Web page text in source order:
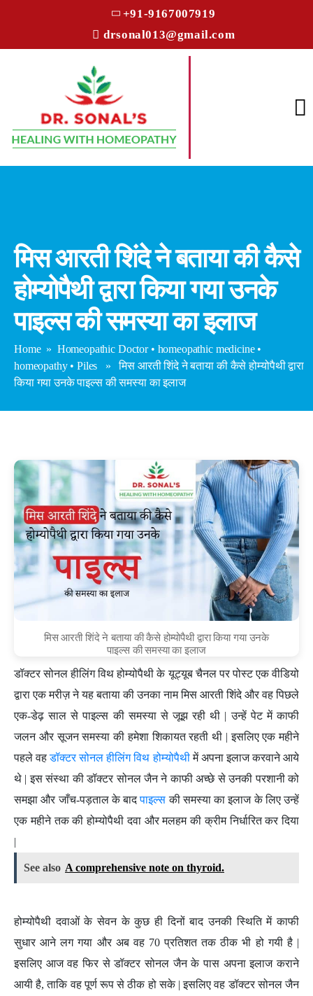
+91-9167007919
drsonal013@gmail.com
मिस आरती शिंदे ने बताया की कैसे
होम्योपैथी द्वारा किया गया उनके
पाइल्स की समस्या का इलाज
Home» Homeopathic Doctor• homeopathic medicine•
homeopathy•Piles » मिस आरती शिंदे ने बताया की कैसे होम्योपैथी द्वारा
किया गया उनके पाइल्स की समस्या का इलाज
मिस आरती शिंदे ने बताया की कैसे होम्योपैथी द्वारा किया गया उनके
पाइल्स की समस्या का इलाज
डॉक्टर सोनल हीलिंग विथ होम्योपैथी के यूट्यूब चैनल पर पोस्ट एक वीडियो
द्वारा एक मरीज़ ने यह बताया की उनका नाम मिस आरती शिंदे और वह पिछले
एक-डेढ़ साल से पाइल्स की समस्या से जूझ रही थी | उन्हें पेट में काफी
जलन और सूजन समस्या की हमेशा शिकायत रहती थी | इसलिए एक महीने
पहले वहडॉक्टर सोनल हीलिंग विथ होम्योपैथीमें अपना इलाज करवाने आये
थे | इस संस्था की डॉक्टर सोनल जैन ने काफी अच्छे से उनकी परशानी को
समझा और जाँच-पड़ताल के बादपाइल्स की समस्या का इलाज के लिए उन्हें
एक महीने तक की होम्योपैथी दवा और मलहम की क्रीम निर्धारित कर दिया
|
See also A comprehensive note on thyroid.
होम्योपैथी दवाओं के सेवन के कुछ ही दिनों बाद उनकी स्थिति में काफी
सुधार आने लग गया और अब वह 70 प्रतिशत तक ठीक भी हो गयी है |
इसलिए आज वह फिर से डॉक्टर सोनल जैन के पास अपना इलाज कराने
आयी है, ताकि वह पूर्ण रूप से ठीक हो सके | इसलिए वह डॉक्टर सोनल जैन